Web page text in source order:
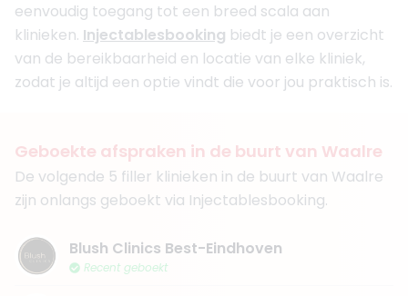
eenvoudig toegang tot een breed scala aan
klinieken. Injectablesbooking biedt je een overzicht
van de bereikbaarheid en locatie van elke kliniek,
zodat je altijd een optie vindt die voor jou praktisch is.
Geboekte afspraken in de buurt van Waalre
De volgende 5 filler klinieken in de buurt van Waalre
zijn onlangs geboekt via Injectablesbooking.
Blush Clinics Best-Eindhoven
Recent geboekt